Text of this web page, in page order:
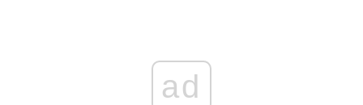
ad